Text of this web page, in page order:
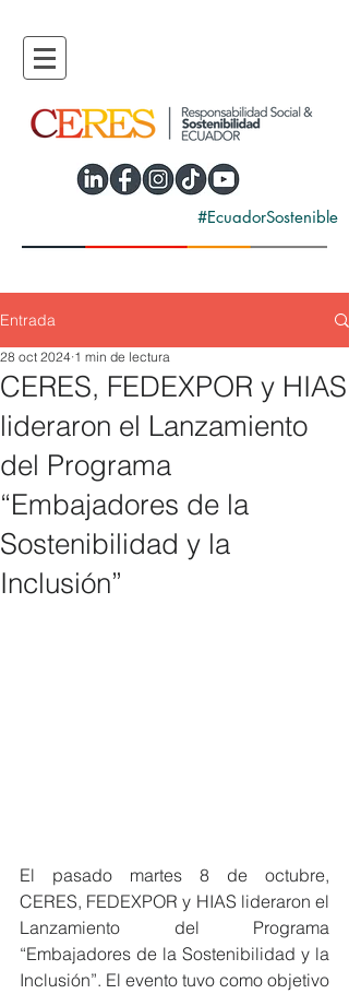
#EcuadorSostenible
Entrada
CERES, FEDEXPOR y HIAS
lideraron el Lanzamiento
del Programa
“Embajadores de la
Sostenibilidad y la
Inclusión”
28 oct 2024 1 min de lectura
El pasado martes 8 de octubre,
CERES, FEDEXPOR y HIAS lideraron el
Lanzamiento del Programa
“Embajadores de la Sostenibilidad y la
Inclusión”. El evento tuvo como objetivo